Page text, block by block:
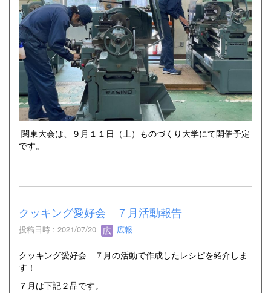
関東大会は、９月１１日（土）ものづくり大学にて開催予定
です。
クッキング愛好会 ７月活動報告
投稿日時 : 2021/07/20 広報
クッキング愛好会 ７月の活動で作成したレシピを紹介しま
す！
７月は下記２品です。